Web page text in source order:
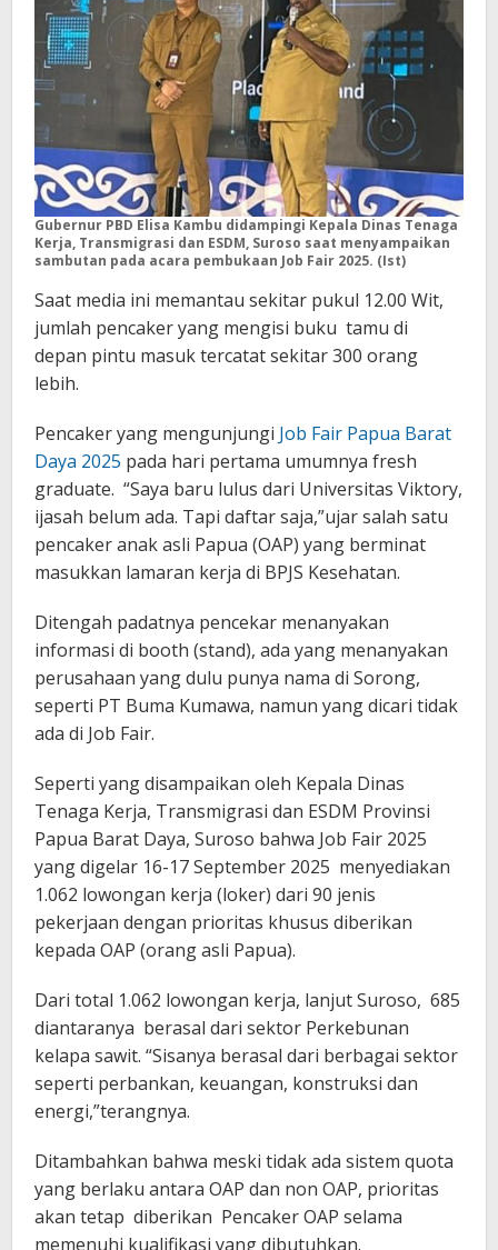
Gubernur PBD Elisa Kambu didampingi Kepala Dinas Tenaga
Kerja, Transmigrasi dan ESDM, Suroso saat menyampaikan
sambutan pada acara pembukaan Job Fair 2025. (Ist)
Saat media ini memantau sekitar pukul 12.00 Wit,
jumlah pencaker yang mengisi buku tamu di
depan pintu masuk tercatat sekitar 300 orang
lebih.
Pencaker yang mengunjungi Job Fair Papua Barat
Daya 2025 pada hari pertama umumnya fresh
graduate. “Saya baru lulus dari Universitas Viktory,
ijasah belum ada. Tapi daftar saja,”ujar salah satu
pencaker anak asli Papua (OAP) yang berminat
masukkan lamaran kerja di BPJS Kesehatan.
Ditengah padatnya pencekar menanyakan
informasi di booth (stand), ada yang menanyakan
perusahaan yang dulu punya nama di Sorong,
seperti PT Buma Kumawa, namun yang dicari tidak
ada di Job Fair.
Seperti yang disampaikan oleh Kepala Dinas
Tenaga Kerja, Transmigrasi dan ESDM Provinsi
Papua Barat Daya, Suroso bahwa Job Fair 2025
yang digelar 16-17 September 2025 menyediakan
1.062 lowongan kerja (loker) dari 90 jenis
pekerjaan dengan prioritas khusus diberikan
kepada OAP (orang asli Papua).
Dari total 1.062 lowongan kerja, lanjut Suroso, 685
diantaranya berasal dari sektor Perkebunan
kelapa sawit. “Sisanya berasal dari berbagai sektor
seperti perbankan, keuangan, konstruksi dan
energi,”terangnya.
Ditambahkan bahwa meski tidak ada sistem quota
yang berlaku antara OAP dan non OAP, prioritas
akan tetap diberikan Pencaker OAP selama
memenuhi kualifikasi yang dibutuhkan.